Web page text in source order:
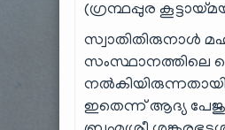
(ഗ്രന്ഥപ്പുര
സ്വാതിതിരുനാൾ
സംസ്ഥാനത്തിലെ
നൽകിയിരുന്നതായി
ഇതെന്ന് ആദ്യ